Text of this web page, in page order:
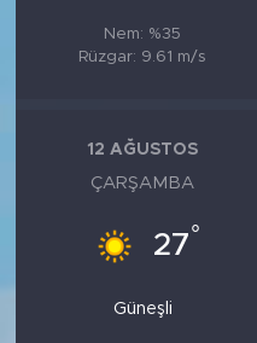
Nem: %35
Rüzgar: 9.61 m/s
12 AĞUSTOS
ÇARŞAMBA
27°
Güneşli